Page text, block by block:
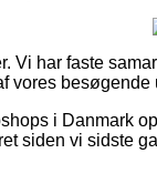
Vi har faste
vores besøgende
i Danmark
siden vi sidste